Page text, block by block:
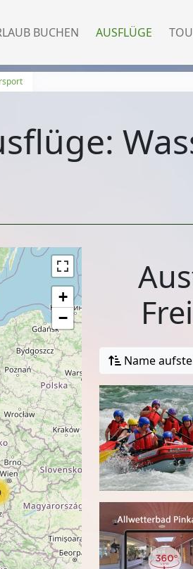
BUCHEN AUSFLÜGE
+
−
Name